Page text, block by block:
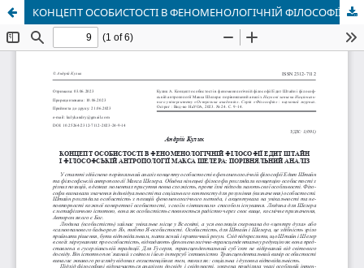
КОНЦЕПТ ОСОБИСТОСТІ В ФЕНОМЕНОЛОГІЧНІЙ ФІЛОСОФІЇ ЕДИТ ШТАЙН І ФІЛОСОФСЬКІЙ АНТРОПОЛОГІЇ МАКСА ШЕЛЕРА: ПОРІВНЯЛЬНИЙ АНАЛІЗ